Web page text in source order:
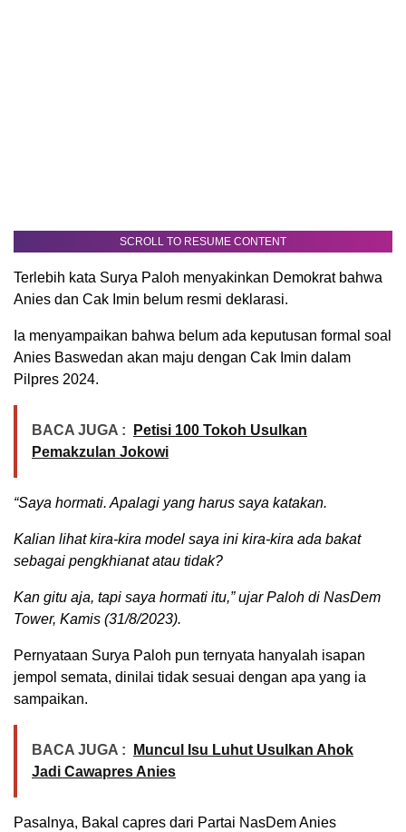
SCROLL TO RESUME CONTENT
Terlebih kata Surya Paloh menyakinkan Demokrat bahwa
Anies dan Cak Imin belum resmi deklarasi.
Ia menyampaikan bahwa belum ada keputusan formal soal
Anies Baswedan akan maju dengan Cak Imin dalam
Pilpres 2024.
BACA JUGA :
Petisi 100 Tokoh Usulkan
Pemakzulan Jokowi
“Saya hormati. Apalagi yang harus saya katakan.
Kalian lihat kira-kira model saya ini kira-kira ada bakat
sebagai pengkhianat atau tidak?
Kan gitu aja, tapi saya hormati itu,” ujar Paloh di NasDem
Tower, Kamis (31/8/2023).
Pernyataan Surya Paloh pun ternyata hanyalah isapan
jempol semata, dinilai tidak sesuai dengan apa yang ia
sampaikan.
BACA JUGA :
Muncul Isu Luhut Usulkan Ahok
Jadi Cawapres Anies
Pasalnya, Bakal capres dari Partai NasDem Anies